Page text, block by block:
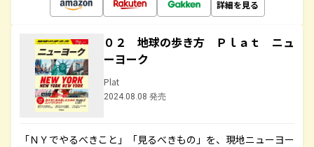
詳細を見る
０２ 地球の歩き方 Ｐｌａｔ ニュ
ーヨーク
Plat
2024.08.08 発売
「ＮＹでやるべきこと」「見るべきもの」を、現地ニューヨー